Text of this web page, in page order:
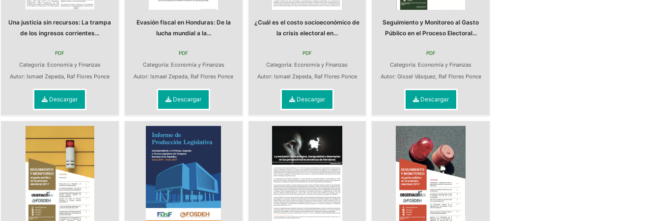
Una justicia sin recursos: La trampa
de los ingresos corrientes...
PDF
Categoría: Economía y Finanzas
Autor: Ismael Zepeda, Raf Flores Ponce
Descargar
Evasión fiscal en Honduras: De la
lucha mundial a la...
PDF
Categoría: Economía y Finanzas
Autor: Ismael Zepeda, Raf Flores Ponce
Descargar
¿Cuál es el costo socioeconómico de
la crisis electoral en...
PDF
Categoría: Economía y Finanzas
Autor: Ismael Zepeda, Raf Flores Ponce
Descargar
Seguimiento y Monitoreo al Gasto
Público en el Proceso Electoral...
PDF
Categoría: Economía y Finanzas
Autor: Gissel Vásquez, Raf Flores Ponce
Descargar